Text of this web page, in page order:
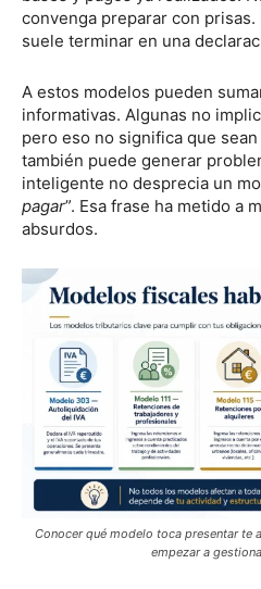
convenga preparar con
suele terminar en una
A estos modelos pueden
informativas. Algunas no
pero eso no significa que
también puede generar
inteligente no desprecia un
pagar”. Esa frase ha metido a
absurdos.
Conocer qué modelo toca presentar te
empezar a